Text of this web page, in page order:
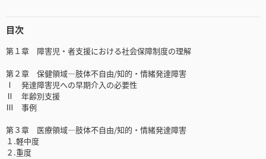
目次
第１章 障害児・者支援における社会保障制度の理解
第２章 保健領域―肢体不自由/知的・情緒発達障害
Ⅰ 発達障害児への早期介入の必要性
Ⅱ 年齢別支援
Ⅲ 事例
第３章 医療領域―肢体不自由/知的・情緒発達障害
１.軽中度
２.重度